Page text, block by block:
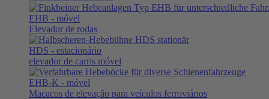
EHB - móvel
Elevador de rodas
HDS - estacionário
elevador de carris móvel
EHB-K - móvel
Macacos de elevação para veículos ferroviários